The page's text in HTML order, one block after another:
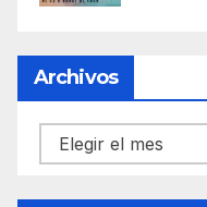
Archivos
Archivos